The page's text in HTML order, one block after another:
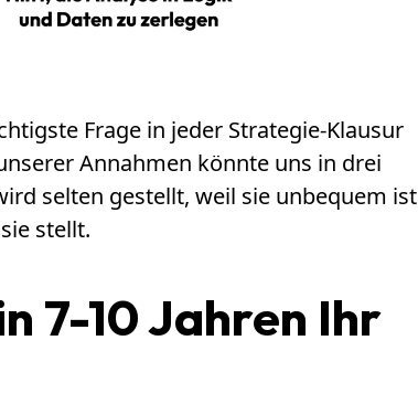
Frage in jeder Strategie-Klausur
Annahmen könnte uns in drei
selten gestellt, weil sie unbequem ist
stellt.
7-10 Jahren Ihr